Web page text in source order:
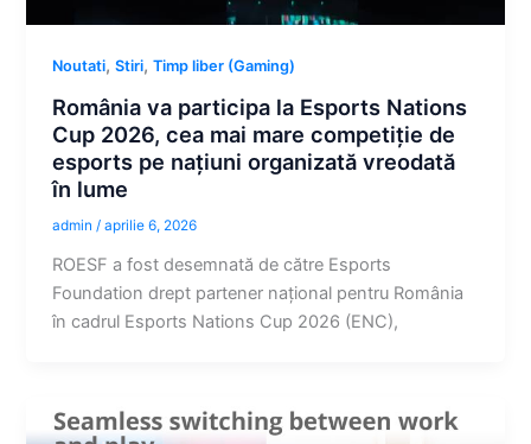
Noutati,Stiri,Timp liber (Gaming)
România va participa la Esports Nations
Cup 2026, cea mai mare competiție de
esports pe națiuni organizată vreodată
în lume
admin/aprilie 6, 2026
ROESF a fost desemnată de către Esports
Foundation drept partener național pentru România
în cadrul Esports Nations Cup 2026 (ENC),